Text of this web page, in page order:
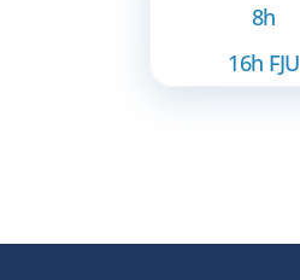
8h
16h FJU